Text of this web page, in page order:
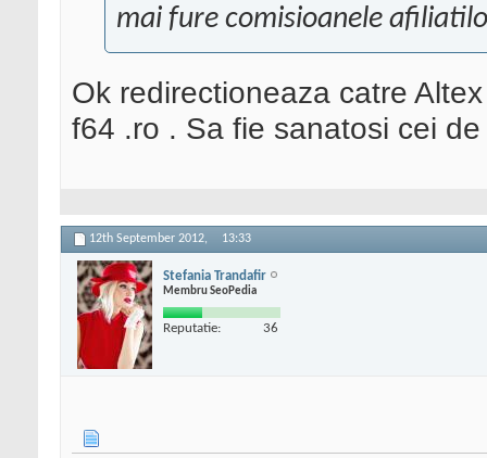
mai fure comisioanele
Ok redirectioneaza catre
f64 .ro . Sa fie sanatosi cei
12th September 2012, 13:33
Stefania Trandafir
Membru SeoPedia
Reputatie: 36